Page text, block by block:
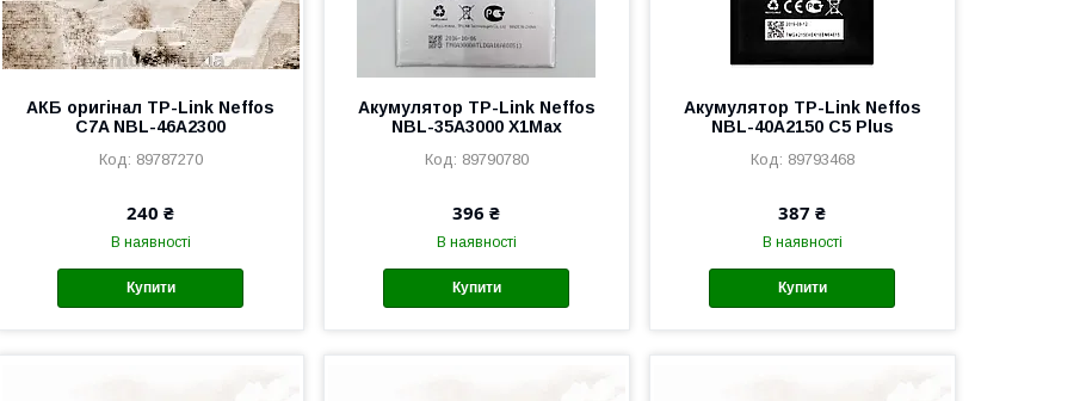
АКБ оригінал TP-Link Neffos
C7A NBL-46A2300
89787270
240 ₴
В наявності
Купити
Акумулятор TP-Link Neffos
NBL-35A3000 X1Max
89790780
396 ₴
В наявності
Купити
Акумулятор TP-Link Neffos
NBL-40A2150 C5 Plus
89793468
387 ₴
В наявності
Купити